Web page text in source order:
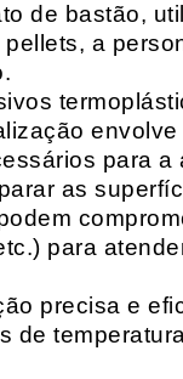
de bastão,
a
para a
as
para
precisa e
de